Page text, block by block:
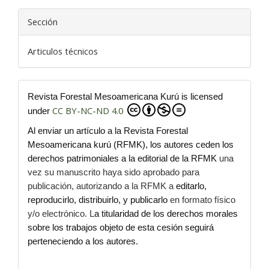
Sección
Articulos técnicos
Revista Forestal Mesoamericana Kurú is licensed
under CC BY-NC-ND 4.0
Al enviar un artículo a la Revista Forestal
Mesoamericana kurú (RFMK), los autores ceden los
derechos patrimoniales a la editorial de la RFMK una
vez su manuscrito haya sido aprobado para
publicación, autorizando a la RFMK aeditarlo,
reproducirlo, distribuirlo, y publicarlo en formato físico
y/o electrónico. La titularidad de los derechos morales
sobre los trabajos objeto de esta cesión seguirá
perteneciendo a los autores.